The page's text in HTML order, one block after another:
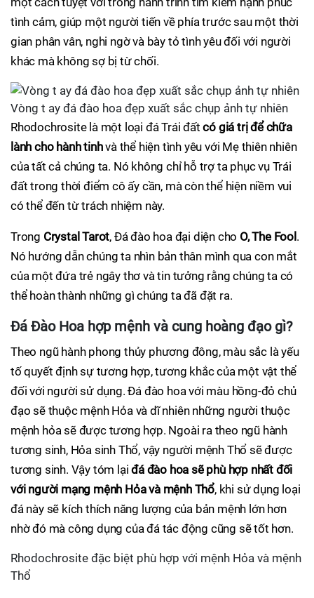
tình cảm, giúp một người tiến về phía trước sau một thời
gian phân vân, nghi ngờ và bày tỏ tình yêu đối với người
khác mà không sợ bị từ chối.
Vòng t ay đá đào hoa đẹp xuất sắc chụp ảnh tự nhiên
Rhodochrosite là một loại đá Trái đấtcó giá trị để chữa
lành cho hành tinhvà thể hiện tình yêu với Mẹ thiên nhiên
của tất cả chúng ta. Nó không chỉ hỗ trợ ta phục vụ Trái
đất trong thời điểm cô ấy cần, mà còn thể hiện niềm vui
có thể đến từ trách nhiệm này.
Trong Crystal Tarot, Đá đào hoa đại diện cho O, The Fool .
Nó hướng dẫn chúng ta nhìn bản thân mình qua con mắt
của một đứa trẻ ngây thơ và tin tưởng rằng chúng ta có
thể hoàn thành những gì chúng ta đã đặt ra.
Đá Đào Hoa hợp mệnh và cung hoàng đạo gì?
Theo ngũ hành phong thủy phương đông, màu sắc là yếu
tố quyết định sự tương hợp, tương khắc của một vật thể
đối với người sử dụng. Đá đào hoa với màu hồng-đỏ chủ
đạo sẽ thuộc mệnh Hỏa và dĩ nhiên những người thuộc
mệnh hỏa sẽ được tương hợp. Ngoài ra theo ngũ hành
tương sinh, Hỏa sinh Thổ, vậy người mệnh Thổ sẽ được
tương sinh. Vậy tóm lạiđá đào hoa sẽ phù hợp nhất đối
với người mạng mệnh Hỏa và mệnh Thổ, khi sử dụng loại
đá này sẽ kích thích năng lượng của bản mệnh lớn hơn
nhờ đó mà công dụng của đá tác động cũng sẽ tốt hơn.
Rhodochrosite đặc biệt phù hợp với mệnh Hỏa và mệnh
Thổ